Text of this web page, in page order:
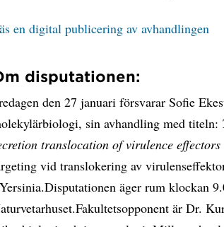
en digital publicering av avhandlingen
disputationen:
den 27 januari försvarar Sofie
sin avhandling med titeln:
translocation of virulence
vid translokering av
äger rum klockan
är Dr.